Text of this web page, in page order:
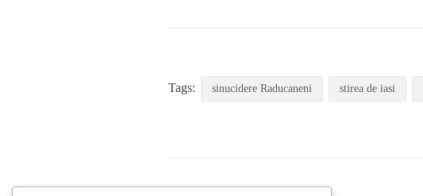
Tags: sinucidere Raducaneni stirea de iasi